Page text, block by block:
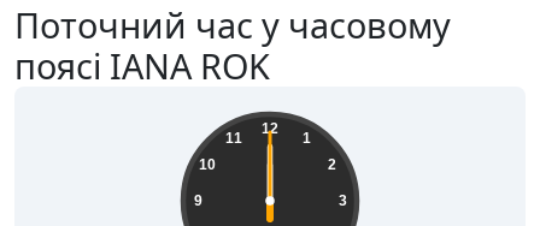
Поточний час у часовому
поясі IANA ROK
12
1
2
3
9
10
11